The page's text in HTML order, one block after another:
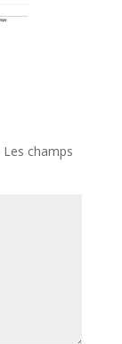
Les champs